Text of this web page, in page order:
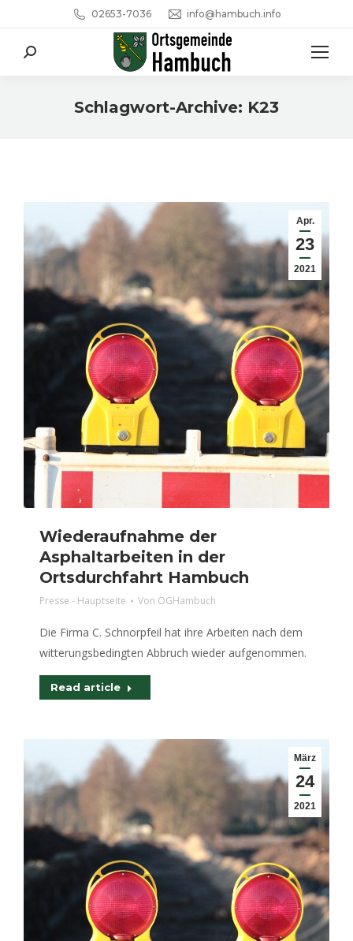
02653-7036 info@hambuch.info
Search:
Schlagwort-Archive: K23
Apr.
23
2021
Wiederaufnahme der
Asphaltarbeiten in der
Ortsdurchfahrt Hambuch
Presse - Hauptseite Von OGHambuch
Die Firma C. Schnorpfeil hat ihre Arbeiten nach dem
witterungsbedingten Abbruch wieder aufgenommen.
Read article
März
24
2021